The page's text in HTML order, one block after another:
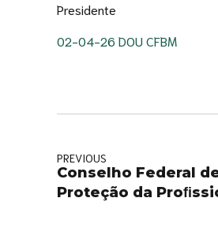
Presidente
02-04-26 DOU CFBM
PREVIOUS
Conselho Federal
Proteção da